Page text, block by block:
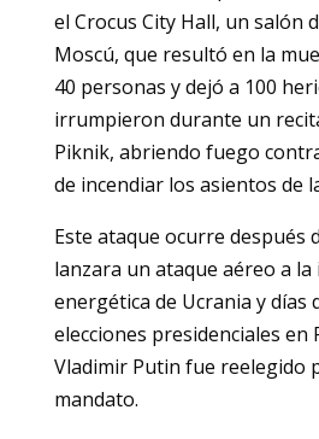
el Crocus City Hall, un salón
Moscú, que resultó en la
40 personas y dejó a 100
irrumpieron durante un
Piknik, abriendo fuego
de incendiar los asientos de
Este ataque ocurre después
lanzara un ataque aéreo a
energética de Ucrania y días
elecciones presidenciales en
Vladimir Putin fue reelegido
mandato.